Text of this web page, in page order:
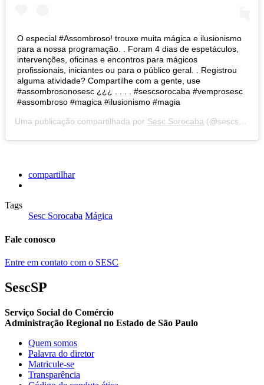
O especial #Assombroso! trouxe muita mágica e ilusionismo
para a nossa programação. . Foram 4 dias de espetáculos,
intervenções, oficinas e encontros para mágicos
profissionais, iniciantes ou para o público geral. . Registrou
alguma atividade? Compartilhe com a gente, use
#assombrosonosesc ¿¿¿ . . . . #sescsorocaba #vemprosesc
#assombroso #magica #ilusionismo #magia
Uma publicação compartilhada por Sesc Sorocaba (@sescsorocaba) em
compartilhar
Tags
Sesc Sorocaba Mágica
Fale conosco
Entre em contato com o SESC
SescSP
Serviço Social do Comércio
Administração Regional no Estado de São Paulo
Quem somos
Palavra do diretor
Matricule-se
Transparência